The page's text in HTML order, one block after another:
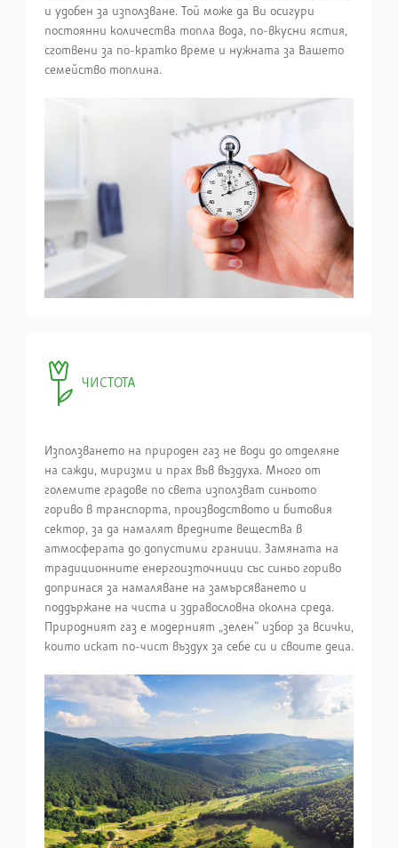
и удобен за използване. Той може да Ви осигури
постоянни количества топла вода, по-вкусни ястия,
сготвени за по-кратко време и нужната за Вашето
семейство топлина.
ЧИСТОТА
Използването на природен газ не води до отделяне
на сажди, миризми и прах във въздуха. Много от
големите градове по света използват синьото
гориво в транспорта, производството и битовия
сектор, за да намалят вредните вещества в
атмосферата до допустими граници. Замяната на
традиционните енергоизточници със синьо гориво
допринася за намаляване на замърсяването и
поддържане на чиста и здравословна околна среда.
Природният газ е модерният „зелен“ избор за всички,
които искат по-чист въздух за себе си и своите деца.